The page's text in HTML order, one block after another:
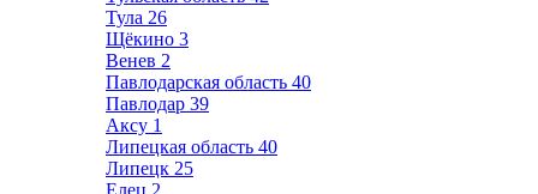
Тула 26
Щёкино 3
Венев 2
Павлодарская область 40
Павлодар 39
Аксу 1
Липецкая область 40
Липецк 25
Елец 2